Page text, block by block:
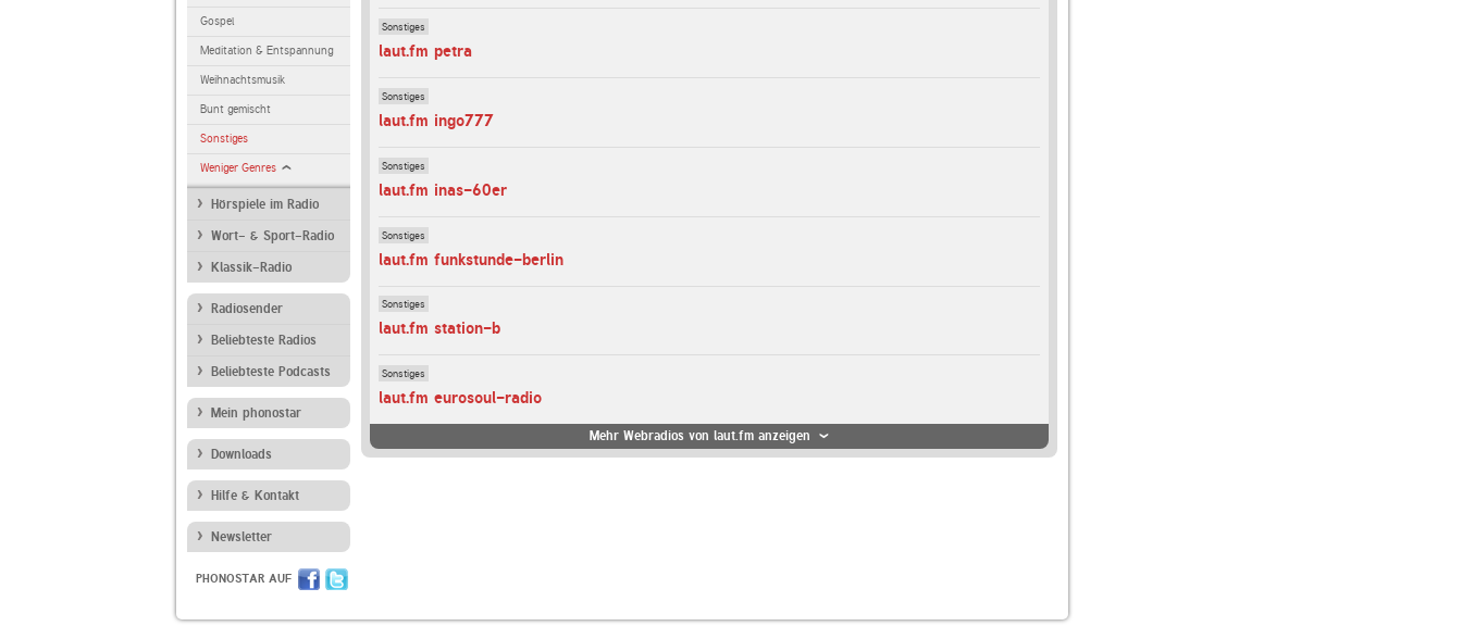
Gospel
Meditation & Entspannung
Weihnachtsmusik
Bunt gemischt
Sonstiges
Weniger Genres
Hörspiele im Radio
Wort- & Sport-Radio
Klassik-Radio
Radiosender
Beliebteste Radios
Beliebteste Podcasts
Mein phonostar
Downloads
Hilfe & Kontakt
Newsletter
PHONOSTAR AUF
Sonstiges
laut.fm petra
Sonstiges
laut.fm ingo777
Sonstiges
laut.fm inas-60er
Sonstiges
laut.fm funkstunde-berlin
Sonstiges
laut.fm station-b
Sonstiges
laut.fm eurosoul-radio
Mehr Webradios von laut.fm anzeigen